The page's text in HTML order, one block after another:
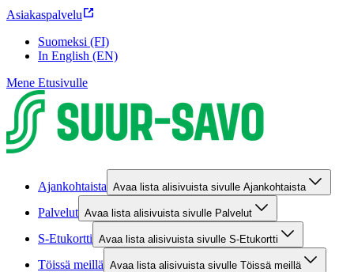
Asiakaspalvelu
Suomeksi (FI)
In English (EN)
Mene Etusivulle
Ajankohtaista Avaa lista alisivuista sivulle Ajankohtaista
Palvelut Avaa lista alisivuista sivulle Palvelut
S-Etukortti Avaa lista alisivuista sivulle S-Etukortti
Töissä meillä Avaa lista alisivuista sivulle Töissä meillä